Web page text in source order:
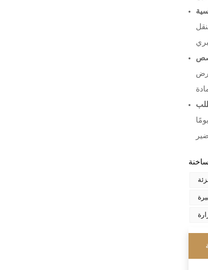
مدة التسليم للمنتجات المتوفرة في المخزون تتراوح من 5 إلى 20 يومًا؛ أما بالنسبة لطلبات الإنتاج المخصصة، فتستغرق من 30 إلى 45 يومًا